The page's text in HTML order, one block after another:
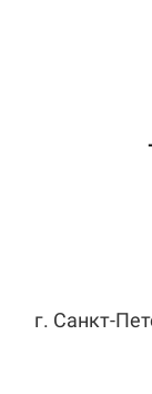
г. Санкт-